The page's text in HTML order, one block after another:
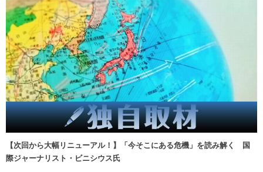
【次回から大幅リニューアル！】「今そこにある危機」を読み解く 国
際ジャーナリスト・ビニシウス氏